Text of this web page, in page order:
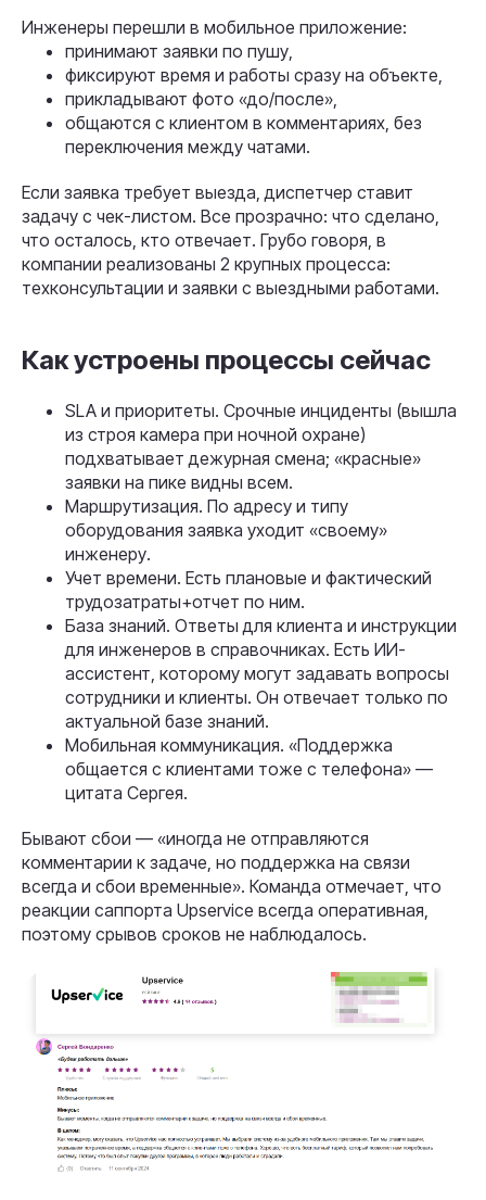
Инженеры перешли в мобильное приложение:
принимают заявки по пушу,
фиксируют время и работы сразу на объекте,
прикладывают фото «до/после»,
общаются с клиентом в комментариях, без
переключения между чатами.
Если заявка требует выезда, диспетчер ставит
задачу с чек-листом. Все прозрачно: что сделано,
что осталось, кто отвечает. Грубо говоря, в
компании реализованы 2 крупных процесса:
техконсультации и заявки с выездными работами.
Как устроены процессы сейчас
SLA и приоритеты. Срочные инциденты (вышла
из строя камера при ночной охране)
подхватывает дежурная смена; «красные»
заявки на пике видны всем.
Маршрутизация. По адресу и типу
оборудования заявка уходит «своему»
инженеру.
Учет времени. Есть плановые и фактический
трудозатраты+отчет по ним.
База знаний. Ответы для клиента и инструкции
для инженеров в справочниках. Есть ИИ-
ассистент, которому могут задавать вопросы
сотрудники и клиенты. Он отвечает только по
актуальной базе знаний.
Мобильная коммуникация. «Поддержка
общается с клиентами тоже с телефона» —
цитата Сергея.
Бывают сбои — «иногда не отправляются
комментарии к задаче, но поддержка на связи
всегда и сбои временные». Команда отмечает, что
реакции саппорта Upservice всегда оперативная,
поэтому срывов сроков не наблюдалось.